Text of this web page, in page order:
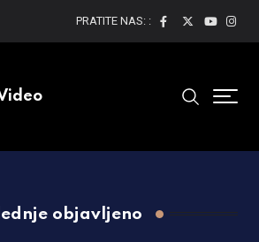
PRATITE NAS: :
objavljeno